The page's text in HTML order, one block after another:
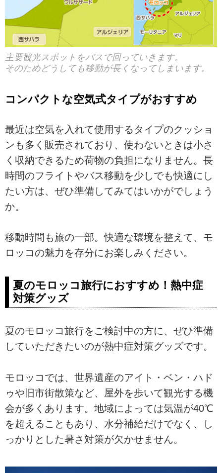
主要観光スポットをバスで回っていきます。
そのためどうしても移動が長くなってしまいます。
コンパクトな空気式タイプがおすすめ
最近は空気を入れて使用するタイプのクッショ
ンも多く販売されており、使わないときは小さ
く収納できるため荷物の負担になりません。長
時間のフライトやバス移動を少しでも快適にし
たい方は、ぜひ準備してみてはいかがでしょう
か。
移動時間も旅の一部。快適な環境を整えて、モ
ロッコの魅力を存分にお楽しみください。
夏のモロッコ旅行におすすめ！熱中症
対策グッズ
夏のモロッコ旅行をご検討中の方に、ぜひ準備
していただきたいのが熱中症対策グッズです。
モロッコでは、世界遺産のアイト・ベン・ハド
ゥや旧市街散策など、屋外を歩いて観光する機
会が多くあります。地域によっては気温が40℃
を超えることもあり、水分補給だけでなく、し
っかりとした暑さ対策が欠かせません。